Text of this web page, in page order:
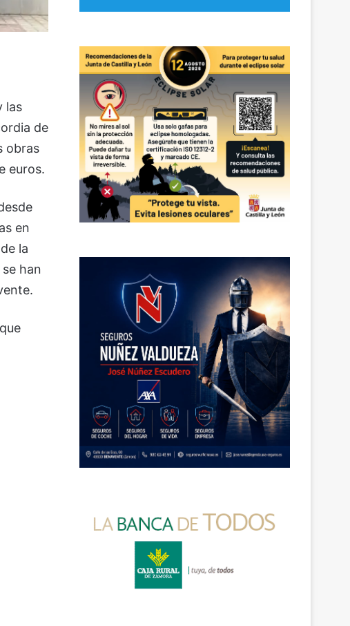
las
de
obras
euros.
en
la
han